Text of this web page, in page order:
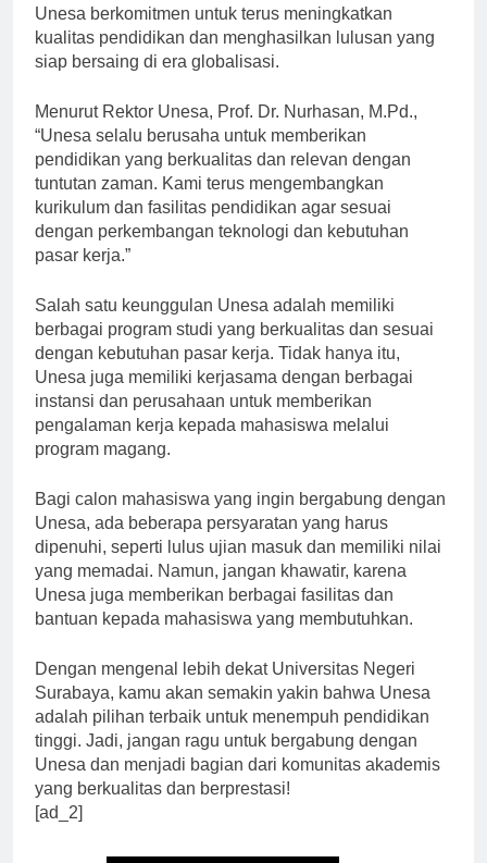
Unesa berkomitmen untuk terus meningkatkan
kualitas pendidikan dan menghasilkan lulusan yang
siap bersaing di era globalisasi.
Menurut Rektor Unesa, Prof. Dr. Nurhasan, M.Pd.,
“Unesa selalu berusaha untuk memberikan
pendidikan yang berkualitas dan relevan dengan
tuntutan zaman. Kami terus mengembangkan
kurikulum dan fasilitas pendidikan agar sesuai
dengan perkembangan teknologi dan kebutuhan
pasar kerja.”
Salah satu keunggulan Unesa adalah memiliki
berbagai program studi yang berkualitas dan sesuai
dengan kebutuhan pasar kerja. Tidak hanya itu,
Unesa juga memiliki kerjasama dengan berbagai
instansi dan perusahaan untuk memberikan
pengalaman kerja kepada mahasiswa melalui
program magang.
Bagi calon mahasiswa yang ingin bergabung dengan
Unesa, ada beberapa persyaratan yang harus
dipenuhi, seperti lulus ujian masuk dan memiliki nilai
yang memadai. Namun, jangan khawatir, karena
Unesa juga memberikan berbagai fasilitas dan
bantuan kepada mahasiswa yang membutuhkan.
Dengan mengenal lebih dekat Universitas Negeri
Surabaya, kamu akan semakin yakin bahwa Unesa
adalah pilihan terbaik untuk menempuh pendidikan
tinggi. Jadi, jangan ragu untuk bergabung dengan
Unesa dan menjadi bagian dari komunitas akademis
yang berkualitas dan berprestasi!
[ad_2]